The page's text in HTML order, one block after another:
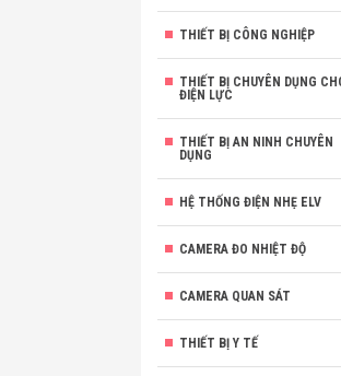
THIẾT BỊ CÔNG NGHIỆP
THIẾT BỊ CHUYÊN DỤNG
ĐIỆN LỰC
THIẾT BỊ AN NINH CHUYÊN
DỤNG
HỆ THỐNG ĐIỆN NHẸ ELV
CAMERA ĐO NHIỆT ĐỘ
CAMERA QUAN SÁT
THIẾT BỊ Y TẾ